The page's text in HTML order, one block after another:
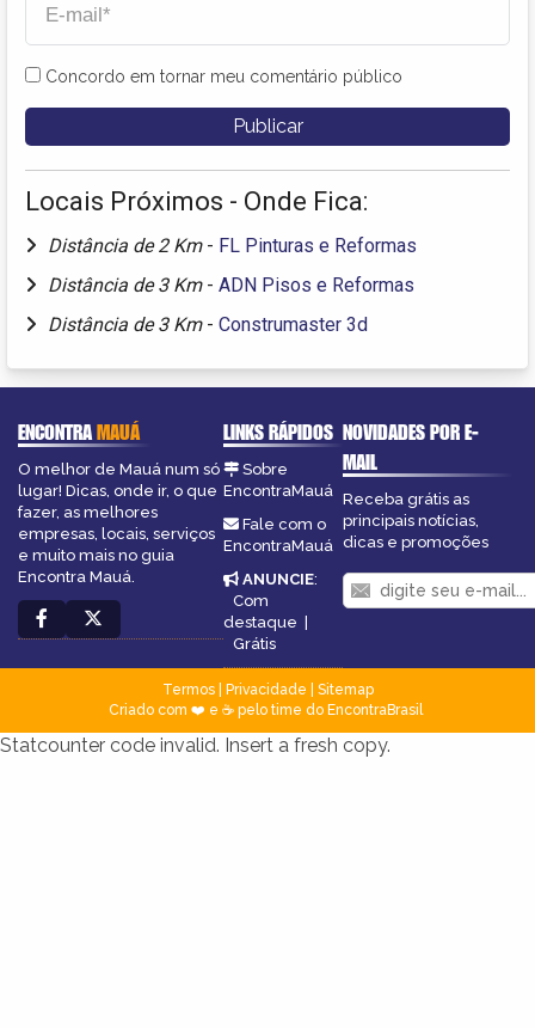
Concordo em tornar meu comentário público
Locais Próximos - Onde Fica:
Distância de 2 Km - FL Pinturas e Reformas
Distância de 3 Km - ADN Pisos e Reformas
Distância de 3 Km - Construmaster 3d
ENCONTRAMAUÁ
O melhor de Mauá num só
lugar! Dicas, onde ir, o que
fazer, as melhores
empresas, locais, serviços
e muito mais no guia
Encontra Mauá.
LINKS RÁPIDOS
Sobre
EncontraMauá
Fale com o
EncontraMauá
ANUNCIE:
Com
destaque |
Grátis
NOVIDADES POR E-
MAIL
Receba grátis as
principais notícias,
dicas e promoções
Termos| Privacidade
Sitemap
Criado com ❤️ e ☕ pelo time do EncontraBrasil
Statcounter code invalid. Insert a fresh copy.